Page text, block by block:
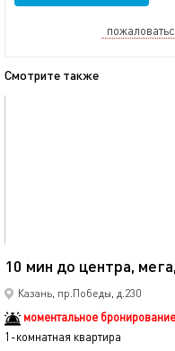
Смотрите также
10 мин до центра,
Казань, пр.Победы, д.230
моментальное бронирование
1-комнатная квартира